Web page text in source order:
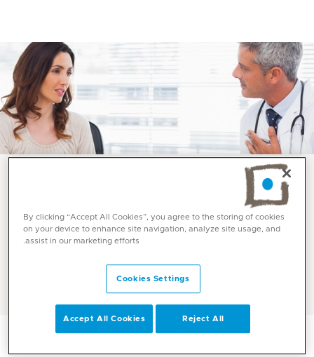
خدمات واختصاصات
طب الأورام النسائية في
By clicking “Accept All Cookies”, you agree to the storing of cookies
on your device to enhance site navigation, analyze site usage, and
assist in our marketing efforts.
Cookies Settings
Reject All
Accept All Cookies